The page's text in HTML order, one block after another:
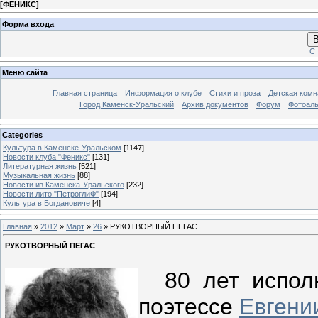
[ФЕНИКС]
Форма входа
Меню сайта
Главная страница Информация о клубе Стихи и проза
Детская
Город Каменск-Уральский
Архив документов Форум
Categories
Культура в Каменске-Уральском [1147]
Новости клуба "Феникс" [131]
Литературная жизнь [521]
Музыкальная жизнь [88]
Новости из Каменска-Уральского [232]
Новости лито "ПетроглиФ" [194]
Культура в Богдановиче [4]
Главная » 2012 » Март » 26 » РУКОТВОРНЫЙ ПЕГАС
РУКОТВОРНЫЙ ПЕГАС
80 лет
поэтессе